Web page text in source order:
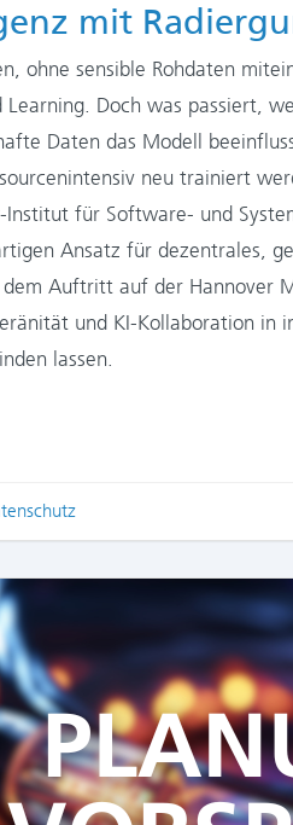
mit
ohne sensible Rohdaten
Doch was passiert,
Daten das Modell
neu trainiert
Institut für Software- und
Ansatz für dezentrales,
Auftritt auf der Hannover
und KI-Kollaboration in
lassen.